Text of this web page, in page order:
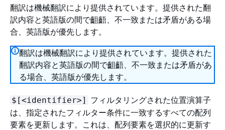
翻訳は機械翻訳により提供されています。提供された翻
訳内容と英語版の間で齟齬、不一致または矛盾がある場
合、英語版が優先します。
翻訳は機械翻訳により提供されています。提供された
翻訳内容と英語版の間で齟齬、不一致または矛盾があ
る場合、英語版が優先します。
$[<identifier>]
フィルタリングされた位置演算子
は、指定されたフィルター条件に一致するすべての配列
要素を更新します。これは、配列要素を選択的に更新す